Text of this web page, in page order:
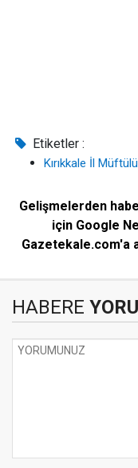
Etiketler :
Kırıkkale İl
Gelişmelerden
için Google
Gazetekale.com'a
HABERE